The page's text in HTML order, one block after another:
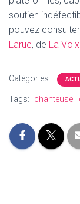
soutien
pouvez
Larue, de La
Catégories :
Tags: chanteuse